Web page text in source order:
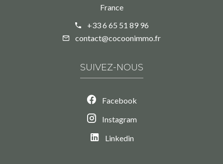
France
+33 6 65 51 89 96
contact@cocoonimmo.fr
SUIVEZ-NOUS
Facebook
Instagram
Linkedin